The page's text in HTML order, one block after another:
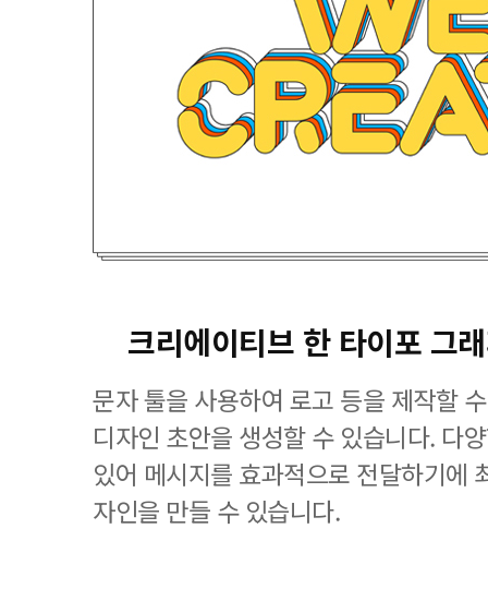
크리에이티브 한 타이포 그
문자 툴을 사용하여 로고 등을 제작할
디자인 초안을 생성할 수 있습니다. 다
있어 메시지를 효과적으로 전달하기에
자인을 만들 수 있습니다.